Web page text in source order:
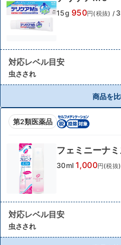
15g 950円(税抜) /
対応レベル目安
虫さされ
商品を
第2類医薬品
フェミニーナミ
30ml 1,000円(税抜)
対応レベル目安
虫さされ